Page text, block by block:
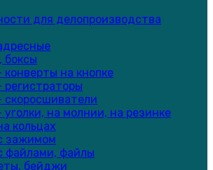
для делопроизводства
боксы
конверты на кнопке
регистраторы
скоросшиватели
уголки, на молнии, на резинке
кольцах
зажимом
файлами, файлы
бейджи